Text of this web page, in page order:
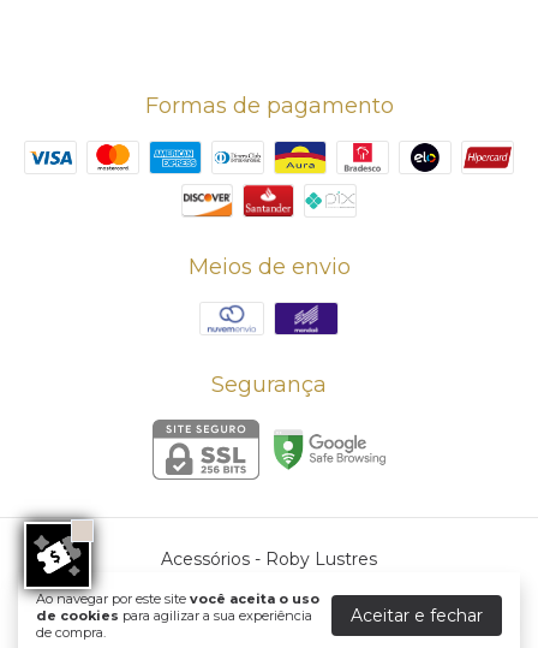
Ao navegar por este site você aceita o uso
de cookies para agilizar a sua experiência
de compra.
Aceitar e fechar
Formas de pagamento
Meios de envio
Segurança
Acessórios - Roby Lustres
©2026. Roby Lustres - 56260565000162. Todos os direitos reservados.